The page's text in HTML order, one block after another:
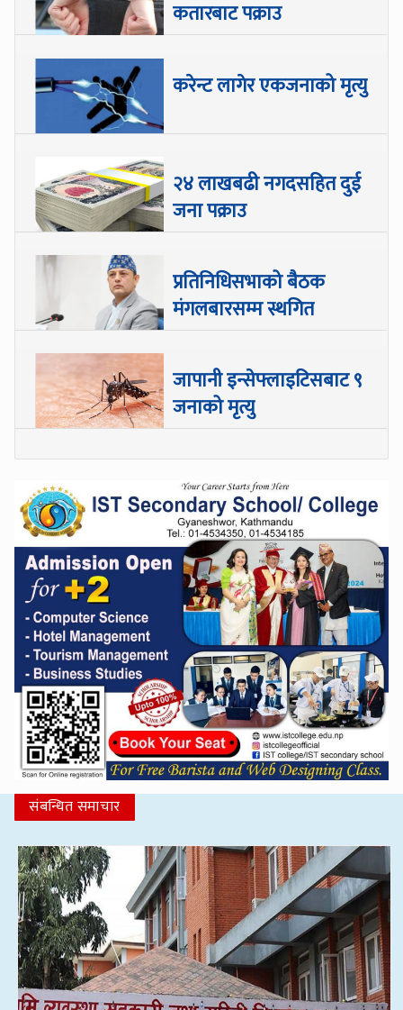
कतारबाट पक्राउ
करेन्ट लागेर एकजनाको मृत्यु
२४ लाखबढी नगदसहित दुई
जना पक्राउ
प्रतिनिधिसभाको बैठक
मंगलबारसम्म स्थगित
जापानी इन्सेफ्लाइटिसबाट ९
जनाको मृत्यु
संबन्धित समाचार